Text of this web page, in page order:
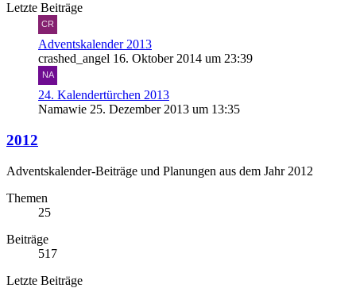
Letzte Beiträge
Adventskalender 2013
crashed_angel 16. Oktober 2014 um 23:39
24. Kalendertürchen 2013
Namawie 25. Dezember 2013 um 13:35
2012
Adventskalender-Beiträge und Planungen aus dem Jahr 2012
Themen
25
Beiträge
517
Letzte Beiträge